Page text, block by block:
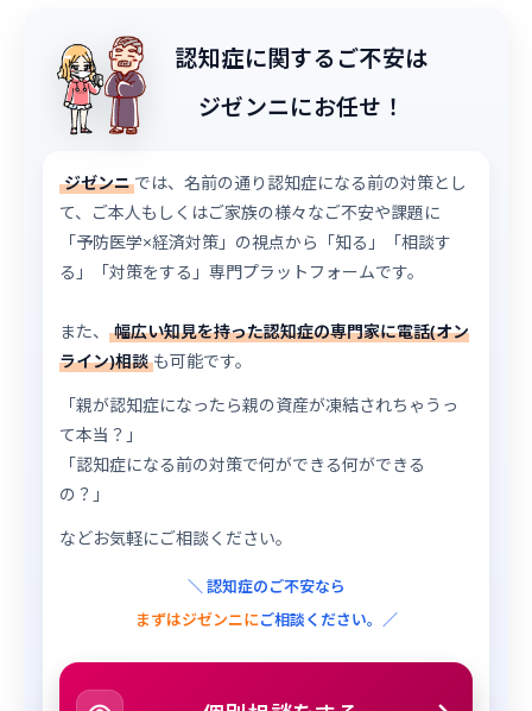
認知症に関するご不安は
ジゼンニにお任せ！
ジゼンニ では、名前の通り認知症になる前の対策とし
て、ご本人もしくはご家族の様々なご不安や課題に
「予防医学×経済対策」の視点から「知る」「相談す
る」「対策をする」専門プラットフォームです。
また、
幅広い知見を持った認知症の専門家に電話(オン
ライン)相談も可能です。
「親が認知症になったら親の資産が凍結されちゃうっ
て本当？」
「認知症になる前の対策で何ができる何ができる
の？」
などお気軽にご相談ください。
＼ 認知症のご不安なら
まずはジゼンニにご相談ください。／